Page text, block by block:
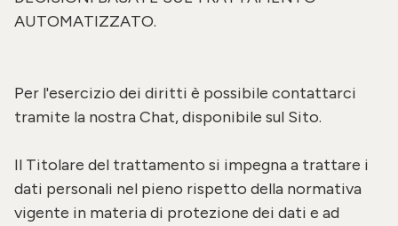
AUTOMATIZZATO.
Per l'esercizio dei diritti è possibile contattarci
tramite la nostra Chat, disponibile sul Sito.
Il Titolare del trattamento si impegna a trattare i
dati personali nel pieno rispetto della normativa
vigente in materia di protezione dei dati e ad